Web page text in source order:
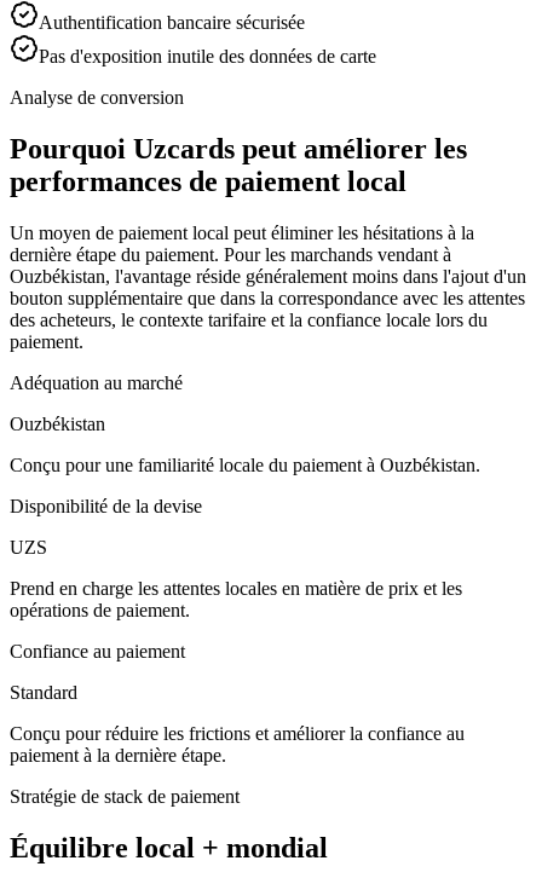
Authentification bancaire sécurisée
Pas d'exposition inutile des données de carte
Analyse de conversion
Pourquoi Uzcards peut améliorer les
performances de paiement local
Un moyen de paiement local peut éliminer les hésitations à la
dernière étape du paiement. Pour les marchands vendant à
Ouzbékistan, l'avantage réside généralement moins dans l'ajout d'un
bouton supplémentaire que dans la correspondance avec les attentes
des acheteurs, le contexte tarifaire et la confiance locale lors du
paiement.
Adéquation au marché
Ouzbékistan
Conçu pour une familiarité locale du paiement à Ouzbékistan.
Disponibilité de la devise
UZS
Prend en charge les attentes locales en matière de prix et les
opérations de paiement.
Confiance au paiement
Standard
Conçu pour réduire les frictions et améliorer la confiance au
paiement à la dernière étape.
Stratégie de stack de paiement
Équilibre local + mondial